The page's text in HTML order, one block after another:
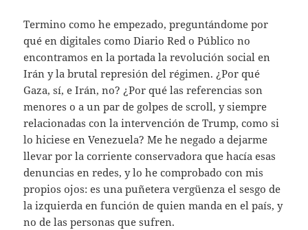
Termino como he empezado, preguntándome por
qué en digitales como Diario Red o Público no
encontramos en la portada la revolución social en
Irán y la brutal represión del régimen. ¿Por qué
Gaza, sí, e Irán, no? ¿Por qué las referencias son
menores o a un par de golpes de scroll, y siempre
relacionadas con la intervención de Trump, como si
lo hiciese en Venezuela? Me he negado a dejarme
llevar por la corriente conservadora que hacía esas
denuncias en redes, y lo he comprobado con mis
propios ojos: es una puñetera vergüenza el sesgo de
la izquierda en función de quien manda en el país, y
no de las personas que sufren.